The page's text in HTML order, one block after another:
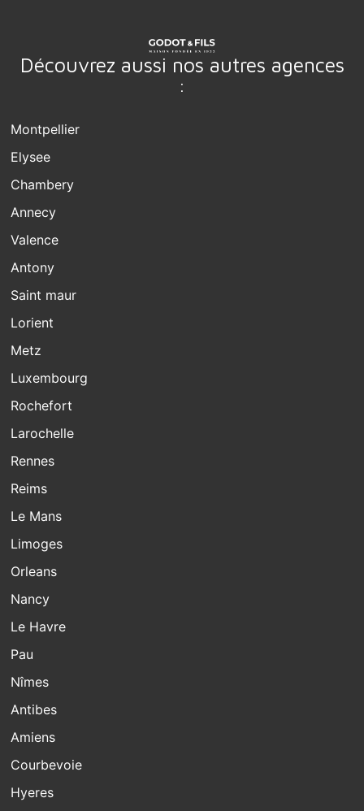
Découvrez aussi nos autres agences
:
Montpellier
Elysee
Chambery
Annecy
Valence
Antony
Saint maur
Lorient
Metz
Luxembourg
Rochefort
Larochelle
Rennes
Reims
Le Mans
Limoges
Orleans
Nancy
Le Havre
Pau
Nîmes
Antibes
Amiens
Courbevoie
Hyeres